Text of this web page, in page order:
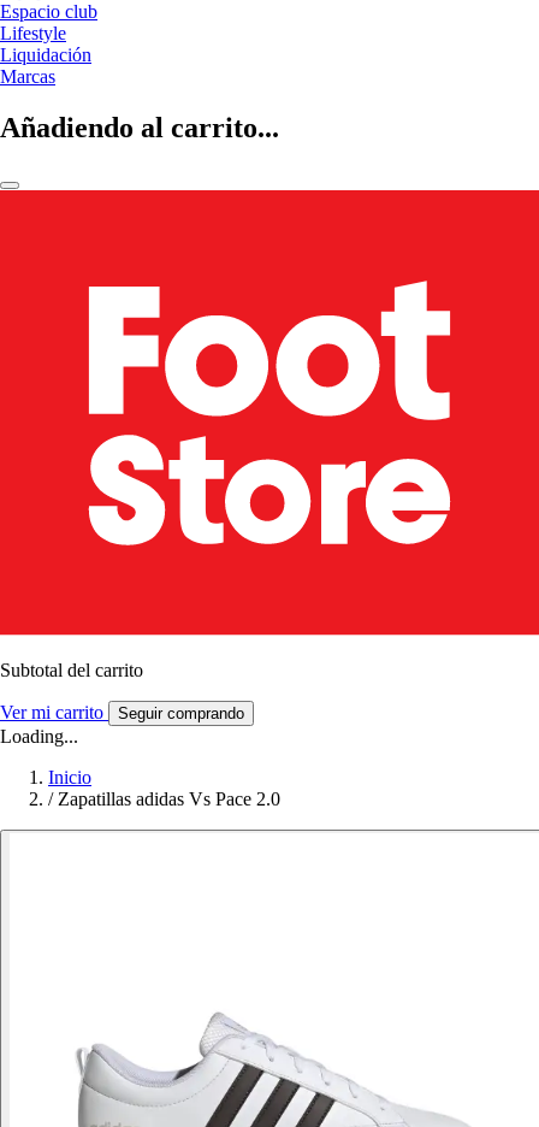
Espacio club
Lifestyle
Liquidación
Marcas
Añadiendo al carrito...
Subtotal del carrito
Ver mi carrito Seguir comprando
Loading...
Inicio
/ Zapatillas adidas Vs Pace 2.0